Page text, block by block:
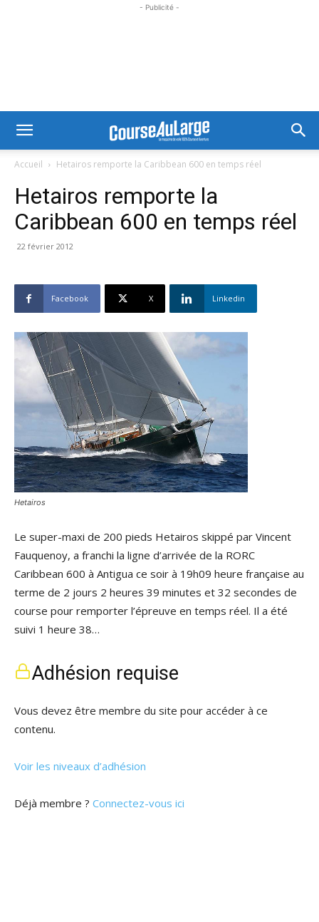
- Publicité -
Accueil Hetairos remporte la Caribbean 600 en temps réel
Hetairos remporte la
Caribbean 600 en temps réel
22 février 2012
Facebook X Linkedin
Hetairos
Le super-maxi de 200 pieds Hetairos skippé par Vincent
Fauquenoy, a franchi la ligne d’arrivée de la RORC
Caribbean 600 à Antigua ce soir à 19h09 heure française au
terme de 2 jours 2 heures 39 minutes et 32 secondes de
course pour remporter l’épreuve en temps réel. Il a été
suivi 1 heure 38…
Adhésion requise
Vous devez être membre du site pour accéder à ce
contenu.
Voir les niveaux d’adhésion
Déjà membre ? Connectez-vous ici